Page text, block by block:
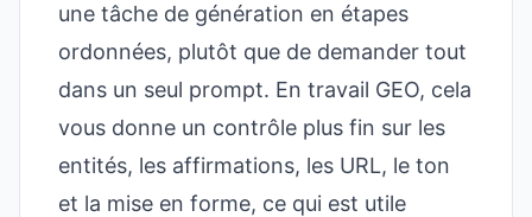
une tâche de génération en étapes
ordonnées, plutôt que de demander tout
dans un seul prompt. En travail GEO, cela
vous donne un contrôle plus fin sur les
entités, les affirmations, les URL, le ton
et la mise en forme, ce qui est utile